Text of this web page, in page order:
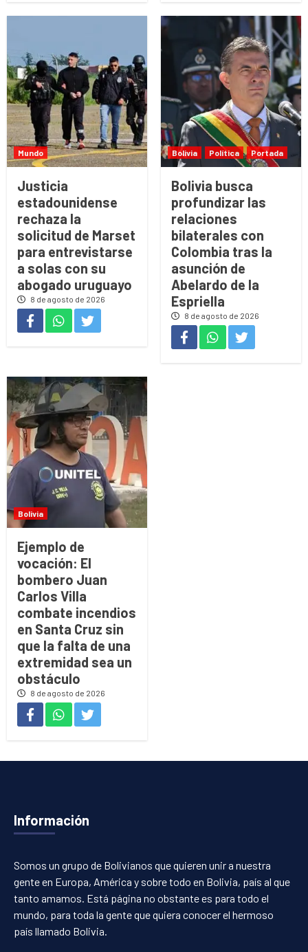
Mundo
Justicia
estadounidense
rechaza la
solicitud de Marset
para entrevistarse
a solas con su
abogado uruguayo
8 de agosto de 2026
Bolivia Política Portada
Bolivia busca
profundizar las
relaciones
bilaterales con
Colombia tras la
asunción de
Abelardo de la
Espriella
8 de agosto de 2026
Bolivia
Ejemplo de
vocación: El
bombero Juan
Carlos Villa
combate incendios
en Santa Cruz sin
que la falta de una
extremidad sea un
obstáculo
8 de agosto de 2026
Información
Somos un grupo de Bolivianos que quieren unir a nuestra
gente en Europa, América y sobre todo en Bolivia, país al que
tanto amamos. Está página no obstante es para todo el
mundo, para toda la gente que quiera conocer el hermoso
país llamado Bolivia.